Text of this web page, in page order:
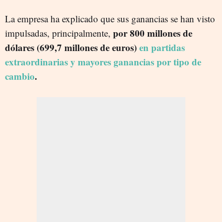
La empresa ha explicado que sus ganancias se han visto
impulsadas, principalmente, por 800 millones de
dólares (699,7 millones de euros)en partidas
extraordinarias y mayores ganancias por tipo de
cambio.